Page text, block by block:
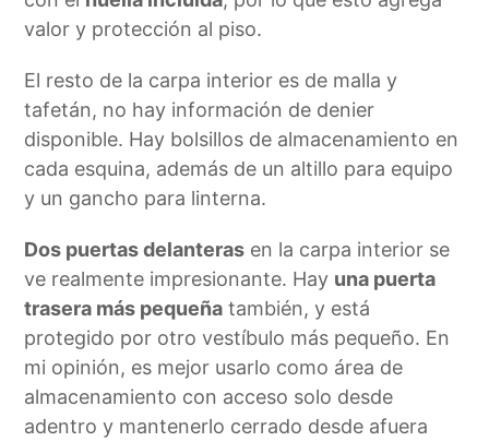
valor y protección al piso.
El resto de la carpa interior es de malla y
tafetán, no hay información de denier
disponible. Hay bolsillos de almacenamiento en
cada esquina, además de un altillo para equipo
y un gancho para linterna.
Dos puertas delanteras en la carpa interior se
ve realmente impresionante. Hay una puerta
trasera más pequeña también, y está
protegido por otro vestíbulo más pequeño. En
mi opinión, es mejor usarlo como área de
almacenamiento con acceso solo desde
adentro y mantenerlo cerrado desde afuera